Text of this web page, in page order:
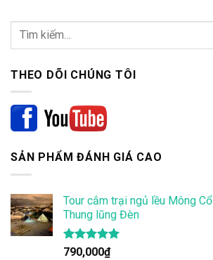
THEO DÕI CHÚNG TÔI
SẢN PHẨM ĐÁNH GIÁ CAO
Tour cắm trại ngủ lều Mông
Thung lũng Đèn
Được xếp
790,000₫